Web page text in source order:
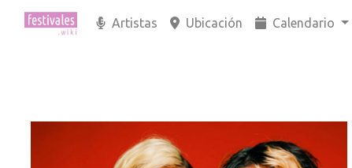
Artistas Ubicación Calendario